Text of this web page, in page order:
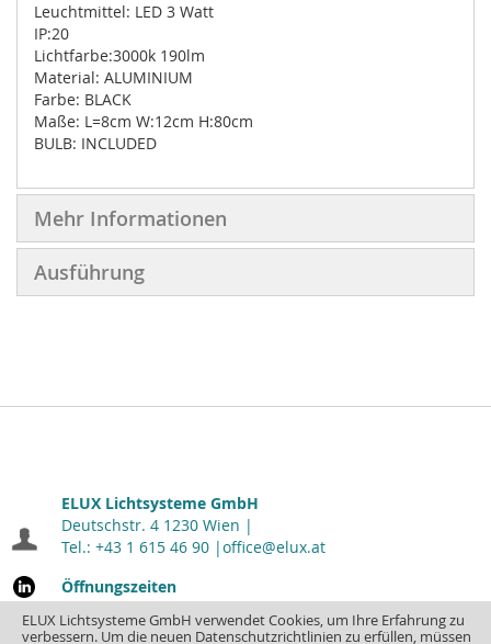
ELUX Lichtsysteme GmbH verwendet Cookies, um Ihre Erfahrung zu
verbessern. Um die neuen Datenschutzrichtlinien zu erfüllen, müssen
Leuchtmittel: LED 3 Watt
IP:20
Lichtfarbe:3000k 190lm
Material: ALUMINIUM
Farbe: BLACK
Maße: L=8cm W:12cm H:80cm
BULB: INCLUDED
Mehr Informationen
Ausführung
ELUX Lichtsysteme GmbH
Deutschstr. 4 1230 Wien |
Tel.: +43 1 615 46 90 |office@elux.at
Öffnungszeiten
Montag - Donnerstag: 7.00 - 16.30| Freitag: 7.00 - 12.00